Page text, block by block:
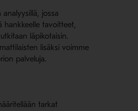
analyysillä, jossa
hankkeelle tavoitteet,
läpikotaisin.
lisäksi voimme
palveluja.
tarkat